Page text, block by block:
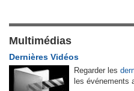
Multimédias
Dernières Vidéos
Regarder les
les événements